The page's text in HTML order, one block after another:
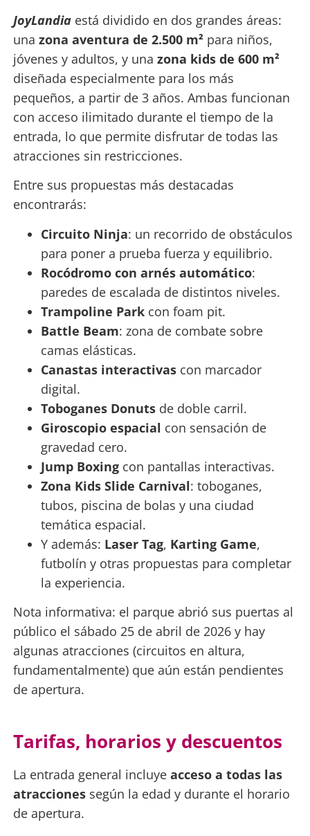
JoyLandiaestá dividido en dos grandes áreas:
una zona aventura de 2.500 m²para niños,
jóvenes y adultos, y una zona kids de 600 m²
diseñada especialmente para los más
pequeños, a partir de 3 años. Ambas funcionan
con acceso ilimitado durante el tiempo de la
entrada, lo que permite disfrutar de todas las
atracciones sin restricciones.
Entre sus propuestas más destacadas
encontrarás:
Circuito Ninja: un recorrido de obstáculos
para poner a prueba fuerza y equilibrio.
Rocódromo con arnés automático:
paredes de escalada de distintos niveles.
Trampoline Parkcon foam pit.
Battle Beam: zona de combate sobre
camas elásticas.
Canastas interactivascon marcador
digital.
Toboganes Donutsde doble carril.
Giroscopio espacial con sensación de
gravedad cero.
Jump Boxingcon pantallas interactivas.
Zona Kids Slide Carnival: toboganes,
tubos, piscina de bolas y una ciudad
temática espacial.
Y además: Laser Tag, Karting Game,
futbolín y otras propuestas para completar
la experiencia.
Nota informativa: el parque abrió sus puertas al
público el sábado 25 de abril de 2026 y hay
algunas atracciones (circuitos en altura,
fundamentalmente) que aún están pendientes
de apertura.
Tarifas, horarios y descuentos
La entrada general incluye acceso a todas las
atraccionessegún la edad y durante el horario
de apertura.